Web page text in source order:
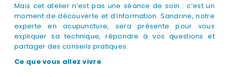
Mais cet atelier n’est pas une séance de soin : c’est un
moment de découverte et d’information. Sandrine, notre
experte en acupuncture, sera présente pour vous
expliquer sa technique, répondre à vos questions et
partager des conseils pratiques.
Ce que vous allez vivre